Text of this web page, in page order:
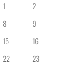
1
2
8
9
15
16
22
23